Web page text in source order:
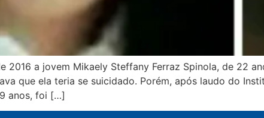
2016 a jovem Mikaely Steffany Ferraz Spinola, de 22
que ela teria se suicidado. Porém, após laudo do
anos, foi […]